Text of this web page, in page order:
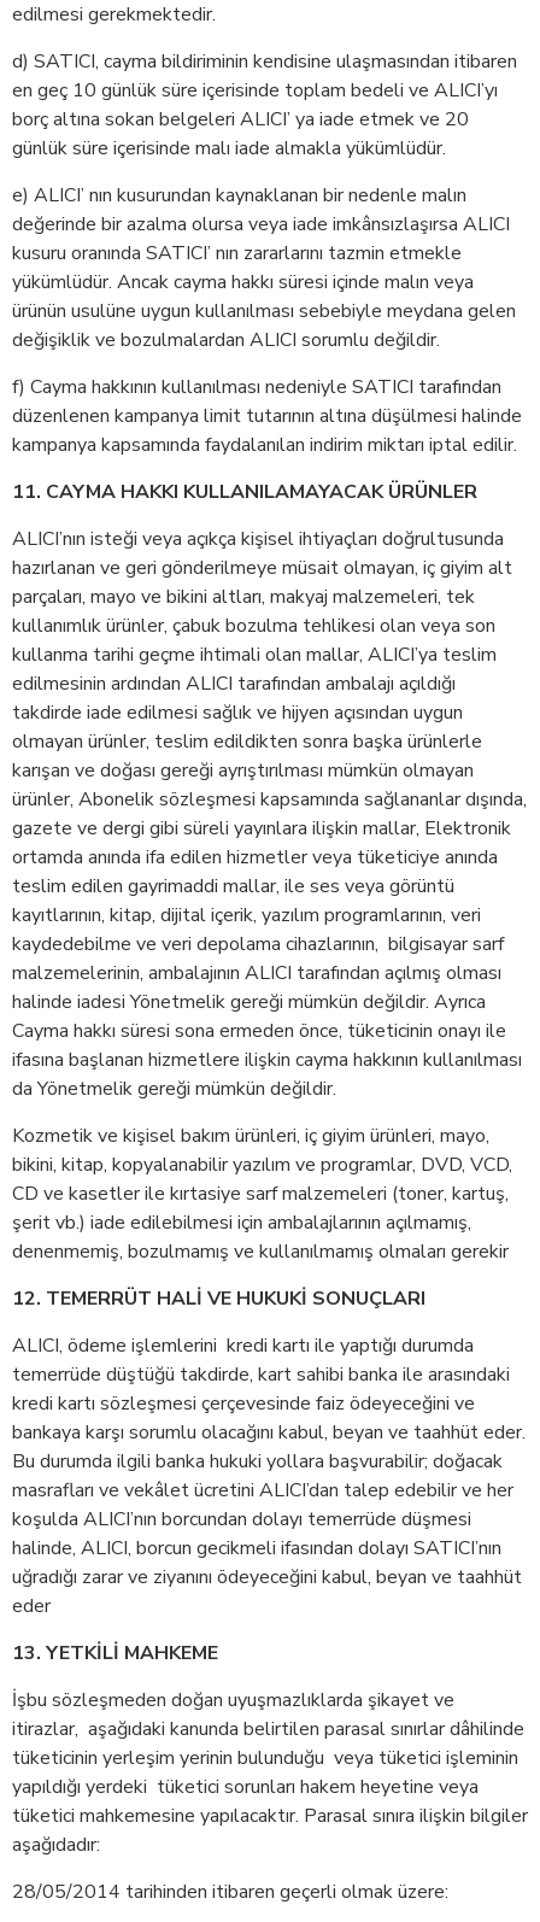
edilmesi gerekmektedir.
d) SATICI, cayma bildiriminin kendisine ulaşmasından itibaren
en geç 10 günlük süre içerisinde toplam bedeli ve ALICI’yı
borç altına sokan belgeleri ALICI’ ya iade etmek ve 20
günlük süre içerisinde malı iade almakla yükümlüdür.
e) ALICI’ nın kusurundan kaynaklanan bir nedenle malın
değerinde bir azalma olursa veya iade imkânsızlaşırsa ALICI
kusuru oranında SATICI’ nın zararlarını tazmin etmekle
yükümlüdür. Ancak cayma hakkı süresi içinde malın veya
ürünün usulüne uygun kullanılması sebebiyle meydana gelen
değişiklik ve bozulmalardan ALICI sorumlu değildir.
f) Cayma hakkının kullanılması nedeniyle SATICI tarafından
düzenlenen kampanya limit tutarının altına düşülmesi halinde
kampanya kapsamında faydalanılan indirim miktarı iptal edilir.
11. CAYMA HAKKI KULLANILAMAYACAK ÜRÜNLER
ALICI’nın isteği veya açıkça kişisel ihtiyaçları doğrultusunda
hazırlanan ve geri gönderilmeye müsait olmayan, iç giyim alt
parçaları, mayo ve bikini altları, makyaj malzemeleri, tek
kullanımlık ürünler, çabuk bozulma tehlikesi olan veya son
kullanma tarihi geçme ihtimali olan mallar, ALICI’ya teslim
edilmesinin ardından ALICI tarafından ambalajı açıldığı
takdirde iade edilmesi sağlık ve hijyen açısından uygun
olmayan ürünler, teslim edildikten sonra başka ürünlerle
karışan ve doğası gereği ayrıştırılması mümkün olmayan
ürünler, Abonelik sözleşmesi kapsamında sağlananlar dışında,
gazete ve dergi gibi süreli yayınlara ilişkin mallar, Elektronik
ortamda anında ifa edilen hizmetler veya tüketiciye anında
teslim edilen gayrimaddi mallar, ile ses veya görüntü
kayıtlarının, kitap, dijital içerik, yazılım programlarının, veri
kaydedebilme ve veri depolama cihazlarının, bilgisayar sarf
malzemelerinin, ambalajının ALICI tarafından açılmış olması
halinde iadesi Yönetmelik gereği mümkün değildir. Ayrıca
Cayma hakkı süresi sona ermeden önce, tüketicinin onayı ile
ifasına başlanan hizmetlere ilişkin cayma hakkının kullanılması
da Yönetmelik gereği mümkün değildir.
Kozmetik ve kişisel bakım ürünleri, iç giyim ürünleri, mayo,
bikini, kitap, kopyalanabilir yazılım ve programlar, DVD, VCD,
CD ve kasetler ile kırtasiye sarf malzemeleri (toner, kartuş,
şerit vb.) iade edilebilmesi için ambalajlarının açılmamış,
denenmemiş, bozulmamış ve kullanılmamış olmaları gerekir
12. TEMERRÜT HALİ VE HUKUKİ SONUÇLARI
ALICI, ödeme işlemlerini kredi kartı ile yaptığı durumda
temerrüde düştüğü takdirde, kart sahibi banka ile arasındaki
kredi kartı sözleşmesi çerçevesinde faiz ödeyeceğini ve
bankaya karşı sorumlu olacağını kabul, beyan ve taahhüt eder.
Bu durumda ilgili banka hukuki yollara başvurabilir; doğacak
masrafları ve vekâlet ücretini ALICI’dan talep edebilir ve her
koşulda ALICI’nın borcundan dolayı temerrüde düşmesi
halinde, ALICI, borcun gecikmeli ifasından dolayı SATICI’nın
uğradığı zarar ve ziyanını ödeyeceğini kabul, beyan ve taahhüt
eder
13. YETKİLİ MAHKEME
İşbu sözleşmeden doğan uyuşmazlıklarda şikayet ve
itirazlar, aşağıdaki kanunda belirtilen parasal sınırlar dâhilinde
tüketicinin yerleşim yerinin bulunduğu veya tüketici işleminin
yapıldığı yerdeki tüketici sorunları hakem heyetine veya
tüketici mahkemesine yapılacaktır. Parasal sınıra ilişkin bilgiler
aşağıdadır:
28/05/2014 tarihinden itibaren geçerli olmak üzere: